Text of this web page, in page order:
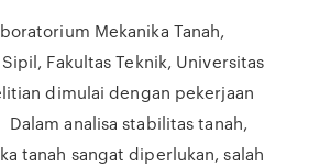
Mekanika Tanah,
Fakultas Teknik, Universitas
dimulai dengan pekerjaan
analisa stabilitas tanah,
tanah sangat diperlukan, salah